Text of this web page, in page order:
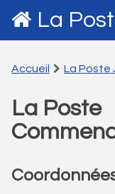
La
Accueil La Poste
La Poste